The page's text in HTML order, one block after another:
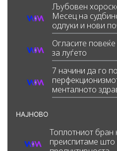
Љубовен
Месец на
одлуки и нови
Огласите
за луѓето
7 начини да го
менталното
НАЈНОВО
Топлотниот бран
преиспитаме што